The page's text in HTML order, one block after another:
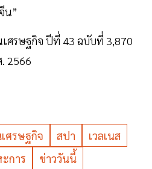
น”
ศรษฐกิจ ปีที่ 43 ฉบับที่ 3,870
2566
ศรษฐกิจ สปา
เวลเนส
การ
ข่าววันนี้